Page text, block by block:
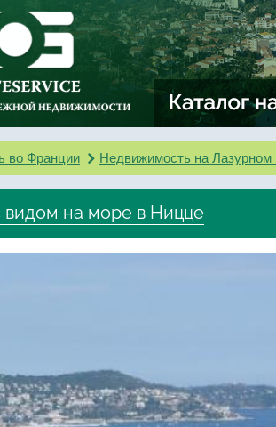
во Франции Недвижимость на Лазурном
видом на море в Ницце